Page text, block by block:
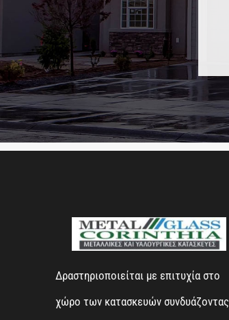
Δραστηριοποιείται με επιτυχία στο
χώρο των κατασκευών συνδυάζοντας